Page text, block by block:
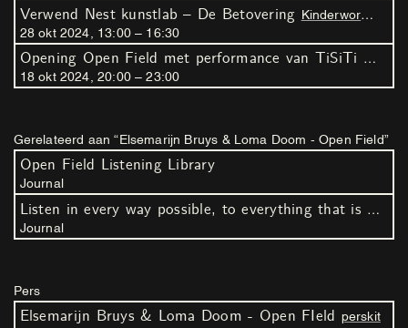
Verwend Nest kunstlab – De Betovering Kinderworkshop
28 okt 2024 13 : 00– 16 :30
Opening Open Field met performance van TiSiTi
18 okt 2024 ,20: 00–23 :00
Gerelateerd aan “Elsemarijn Bruys & Loma Doom - Open Field”
Open Field Listening Library
Journal
Listen in every way possible, to everything that is possible to hear (deel I - III)
Journal
Pers
Elsemarijn Bruys & Loma Doom - Open FIeld perskit